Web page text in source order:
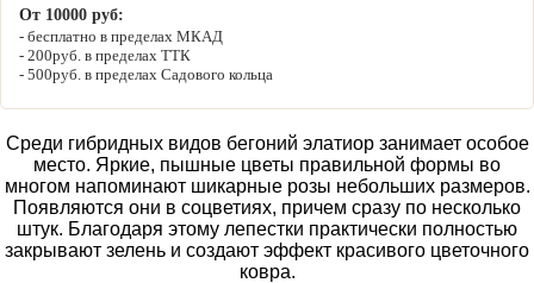
От 10000 руб:
бесплатно в пределах МКАД
200руб. в пределах ТТК
500руб. в пределах Садового кольца
Среди гибридных видов бегоний элатиор занимает особое
место. Яркие, пышные цветы правильной формы во
многом напоминают шикарные розы небольших размеров.
Появляются они в соцветиях, причем сразу по несколько
штук. Благодаря этому лепестки практически полностью
закрывают зелень и создают эффект красивого цветочного
ковра.